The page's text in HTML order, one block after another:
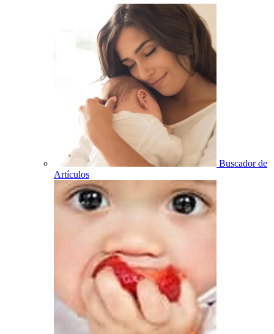
Buscador de
Artículos